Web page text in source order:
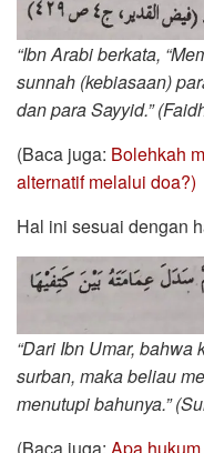
“Ibn Arabi berkata,
sunnah (kebiasaan)
dan para Sayyid.”
(Baca juga: Bolehkah
alternatif melalui doa?)
Hal ini sesuai dengan
“Dari Ibn Umar,
surban, maka beliau
menutupi bahunya.”
(Baca juga: Apa